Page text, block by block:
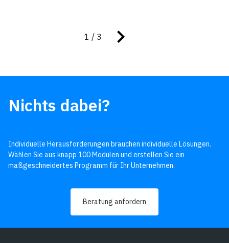
1 / 3
Nichts dabei?
Individuelle Herausforderungen brauchen individuelle Lösungen.
Wählen Sie aus knapp 100 Modulen und erstellen Sie ein
maßgeschneidertes Programm für Ihr Unternehmen.
Beratung anfordern